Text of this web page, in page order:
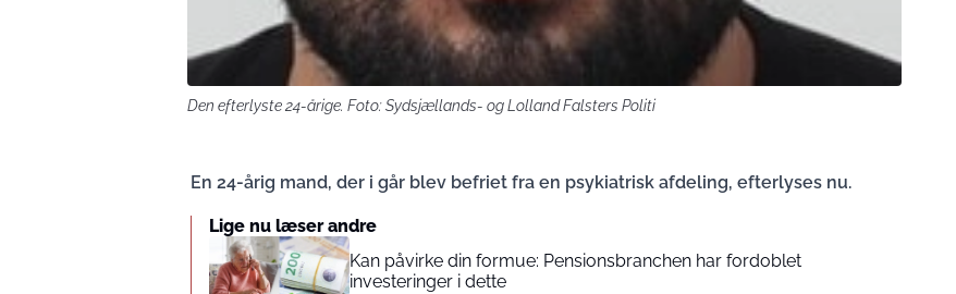
Den efterlyste 24-årige. Foto: Sydsjællands- og Lolland Falsters Politi
En 24-årig mand, der i går blev befriet fra en psykiatrisk afdeling, efterlyses nu.
Lige nu læser andre
Kan påvirke din formue: Pensionsbranchen har fordoblet
investeringer i dette